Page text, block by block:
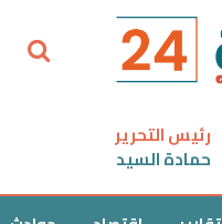
رئيس التحرير
حمادة السيد